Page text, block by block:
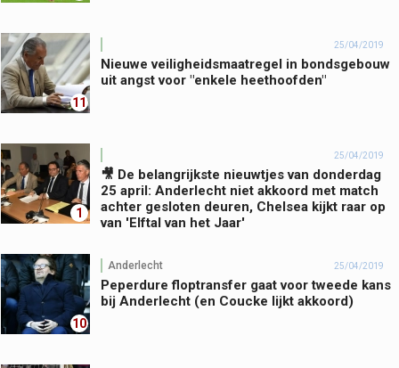
11
25/04/2019
Nieuwe veiligheidsmaatregel in bondsgebouw
uit angst voor "enkele heethoofden"
1
25/04/2019
🎥 De belangrijkste nieuwtjes van donderdag
25 april: Anderlecht niet akkoord met match
achter gesloten deuren, Chelsea kijkt raar op
van 'Elftal van het Jaar'
10
Anderlecht 25/04/2019
Peperdure floptransfer gaat voor tweede kans
bij Anderlecht (en Coucke lijkt akkoord)